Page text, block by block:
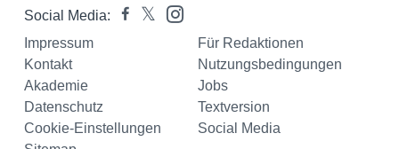
Social Media:
Impressum
Für Redaktionen
Kontakt
Nutzungsbedingungen
Akademie
Jobs
Datenschutz
Textversion
Cookie-Einstellungen
Social Media